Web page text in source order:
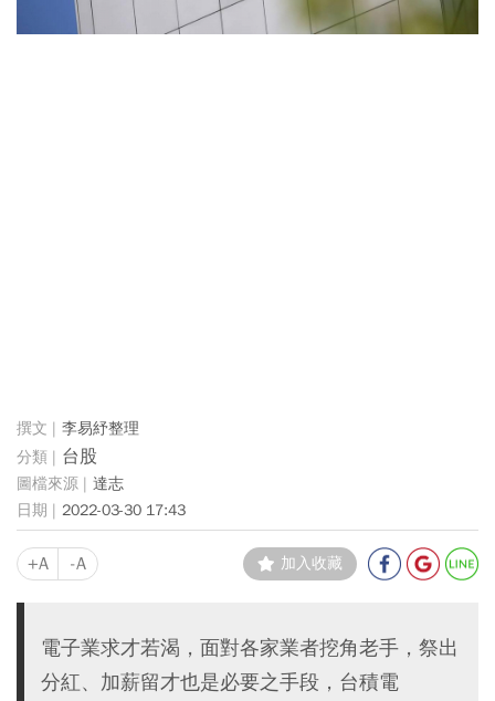
李易紓整理
台股
達志
2022-03-30 17:43
+A -A 加入收藏
電子業求才若渴，面對各家業者挖角老手，祭出
分紅、加薪留才也是必要之手段，台積電